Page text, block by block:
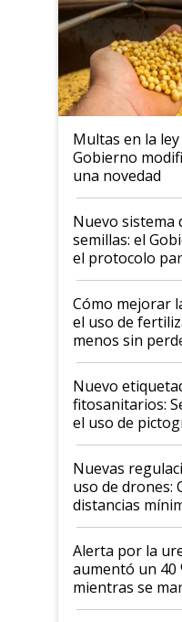
Multas en la
Gobierno
una novedad
Nuevo sistema
semillas: el
el protocolo
propiedad
Cómo mejorar
el uso de
menos sin
productividad
fina
Nuevo
fitosanitarios:
el uso de
palabras de
indicaciones
Nuevas
uso de drones:
distancias
Alerta por la
aumentó un 40
mientras se
conflicto en